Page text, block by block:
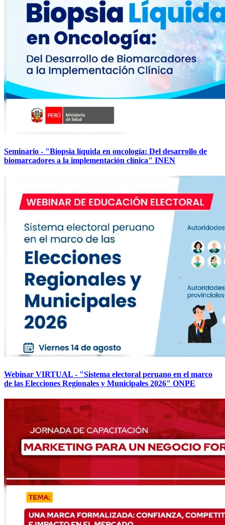
Seminario - "Biopsia líquida en oncología: Del desarrollo de
biomarcadores a la implementación clínica" INEN
Webinar VIRTUAL - "Sistema electoral peruano en el marco
de las Elecciones Regionales y Municipales 2026" ONPE